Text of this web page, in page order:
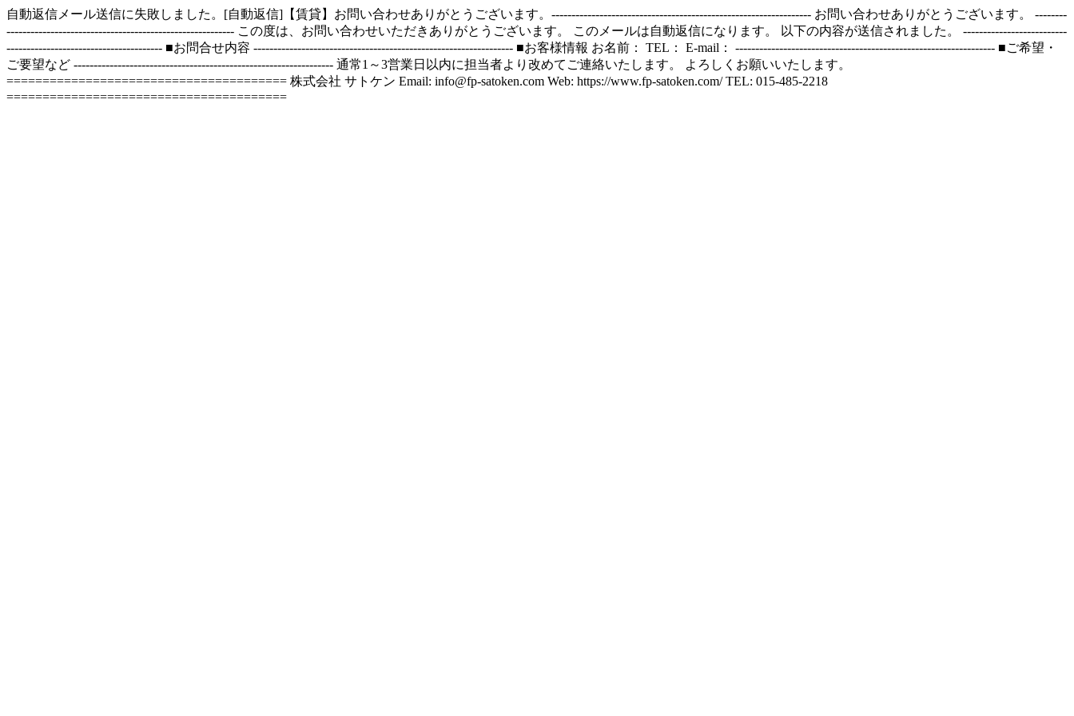
自動返信メール送信に失敗しました。[自動返信]【賃貸】お問い合わせありがとうございます。----------------------------------------------------------------- お問い合わせありがとうございます。 --------
--------------------------------------------------------- この度は、お問い合わせいただきありがとうございます。 このメールは自動返信になります。 以下の内容が送信されました。 --------------------------
--------------------------------------- ■お問合せ内容 ----------------------------------------------------------------- ■お客様情報 お名前： TEL： E-mail： ----------------------------------------------------------------- ■ご希望・
ご要望など ----------------------------------------------------------------- 通常1～3営業日以内に担当者より改めてご連絡いたします。 よろしくお願いいたします。
======================================= 株式会社 サトケン Email: info@fp-satoken.com Web: https://www.fp-satoken.com/ TEL: 015-485-2218
=======================================